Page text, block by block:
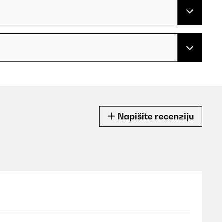
Napišite recenziju